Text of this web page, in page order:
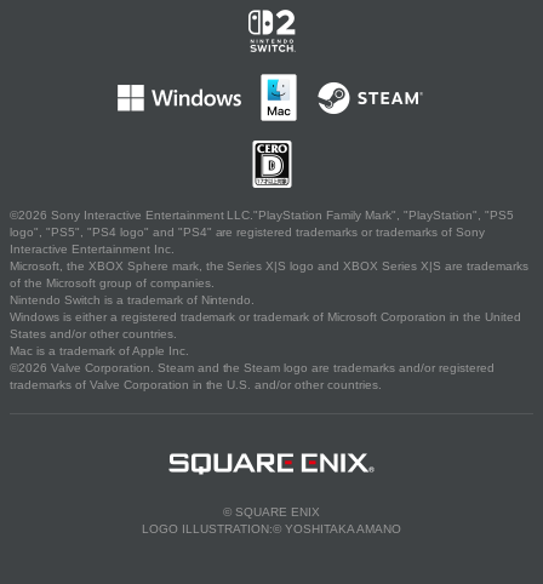
©2026 Sony Interactive Entertainment LLC."PlayStation Family Mark", "PlayStation", "PS5
logo", "PS5", "PS4 logo" and "PS4" are registered trademarks or trademarks of Sony
Interactive Entertainment Inc.
Microsoft, the XBOX Sphere mark, the Series X|S logo and XBOX Series X|S are trademarks
of the Microsoft group of companies.
Nintendo Switch is a trademark of Nintendo.
Windows is either a registered trademark or trademark of Microsoft Corporation in the United
States and/or other countries.
Mac is a trademark of Apple Inc.
©2026 Valve Corporation. Steam and the Steam logo are trademarks and/or registered
trademarks of Valve Corporation in the U.S. and/or other countries.
© SQUARE ENIX
LOGO ILLUSTRATION:© YOSHITAKA AMANO